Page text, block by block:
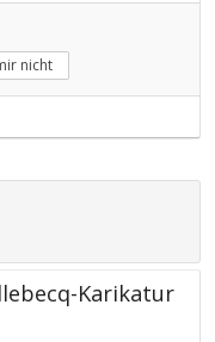
nicht
Karikatur